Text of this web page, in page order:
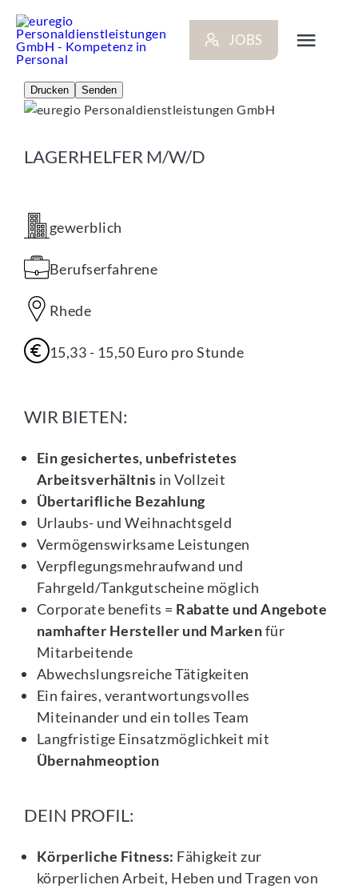
Inhalt
springen
JOBS
ARBEITGEBER
BEWERBER
NEWS
STANDORTE
KONTAKT
Drucken Senden
LAGERHELFER M/W/D
gewerblich
Berufserfahrene
Rhede
15,33 - 15,50 Euro pro Stunde
WIR BIETEN:
Ein gesichertes, unbefristetes
Arbeitsverhältnis in Vollzeit
Übertarifliche Bezahlung
Urlaubs- und Weihnachtsgeld
Vermögenswirksame Leistungen
Verpflegungsmehraufwand und
Fahrgeld/Tankgutscheine möglich
Corporate benefits = Rabatte und Angebote
namhafter Hersteller und Markenfür
Mitarbeitende
Abwechslungsreiche Tätigkeiten
Ein faires, verantwortungsvolles
Miteinander und ein tolles Team
Langfristige Einsatzmöglichkeit mit
Übernahmeoption
DEIN PROFIL:
Körperliche Fitness: Fähigkeit zur
körperlichen Arbeit, Heben und Tragen von